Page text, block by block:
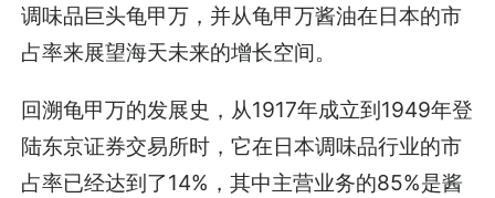
调味品巨头龟甲万，并从龟甲万酱油在日本的市
占率来展望海天未来的增长空间。
回溯龟甲万的发展史，从1917年成立到1949年登
陆东京证券交易所时，它在日本调味品行业的市
占率已经达到了14%，其中主营业务的85%是酱